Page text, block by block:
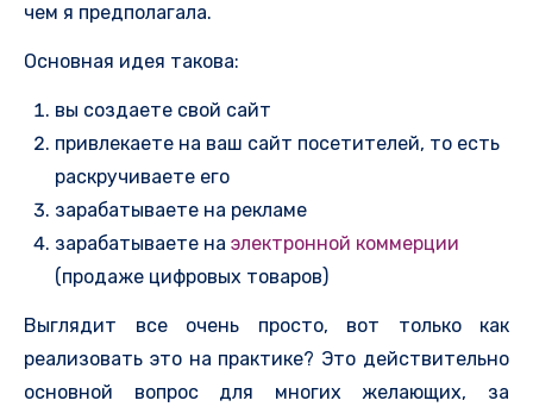
чем я предполагала.
Основная идея такова:
вы создаете свой сайт
привлекаете на ваш сайт посетителей, то есть
раскручиваете его
зарабатываете на рекламе
зарабатываете на электронной коммерции
(продаже цифровых товаров)
Выглядит все очень просто, вот только как
реализовать это на практике? Это действительно
основной вопрос для многих желающих, за